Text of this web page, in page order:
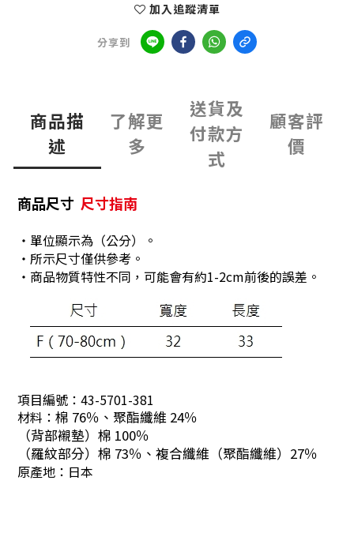
加入追蹤清單
分享到
商品描
述
了解更
多
送貨及
付款方
式
顧客評
價
商品尺寸 尺寸指南
・單位顯示為（公分）。
・所示尺寸僅供參考。
・商品物質特性不同，可能會有約1-2cm前後的誤差。
項目編號： 43-5701-381
材料： 棉 76％、聚酯纖維 24％
（背部襯墊）棉 100％
（羅紋部分）棉 73％、複合纖維（聚酯纖維）27％
原產地：日本